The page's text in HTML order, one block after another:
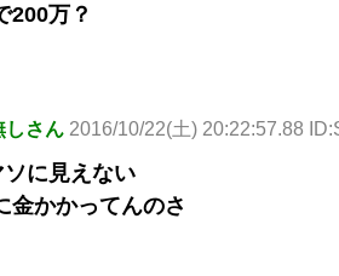
200万？
しさん 2016/10/22(土) 20:22:57.88
に見えない
金かかってんのさ